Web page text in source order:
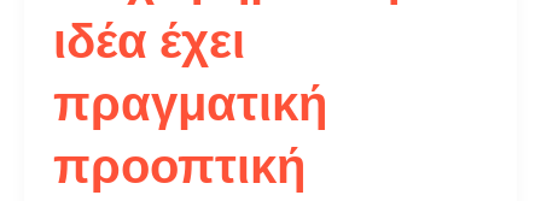
ιδέα έχει
πραγματική
προοπτική